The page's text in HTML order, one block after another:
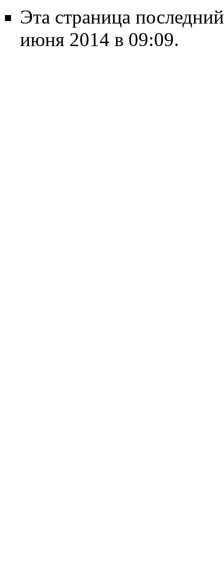
Эта страница
июня 2014 в 09:09.